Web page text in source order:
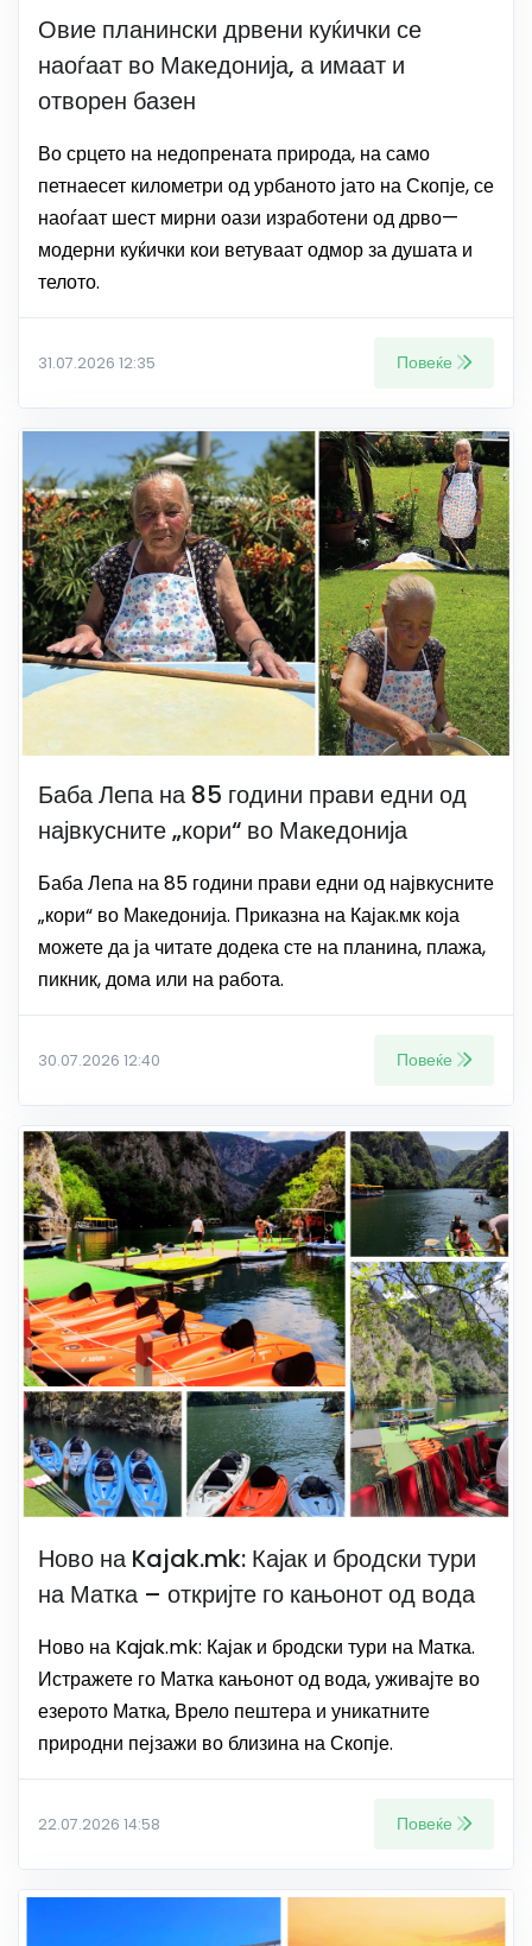
Овие планински дрвени куќички се
наоѓаат во Македонија, а имаат и
отворен базен
Во срцето на недопрената природа, на само
петнаесет километри од урбаното јато на Скопје, се
наоѓаат шест мирни оази изработени од дрво—
модерни куќички кои ветуваат одмор за душата и
телото.
31.07.2026 12:35 Повеќе
Баба Лепа на 85 години прави едни од
највкусните „кори“ во Македонија
Баба Лепа на 85 години прави едни од највкусните
„кори“ во Македонија. Приказна на Кајак.мк која
можете да ја читате додека сте на планина, плажа,
пикник, дома или на работа.
30.07.2026 12:40 Повеќе
Ново на Kajak.mk: Кајак и бродски тури
на Матка – откријте го кањонот од вода
Ново на Kajak.mk: Кајак и бродски тури на Матка.
Истражете го Матка кањонот од вода, уживајте во
езерото Матка, Врело пештера и уникатните
природни пејзажи во близина на Скопје.
22.07.2026 14:58 Повеќе